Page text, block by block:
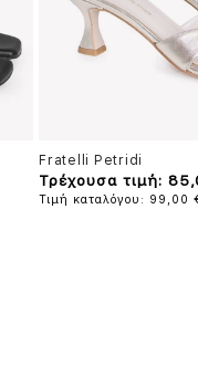
Fratelli Petridi
Τρέχουσα τιμή:
Τιμή καταλόγου: 99,00